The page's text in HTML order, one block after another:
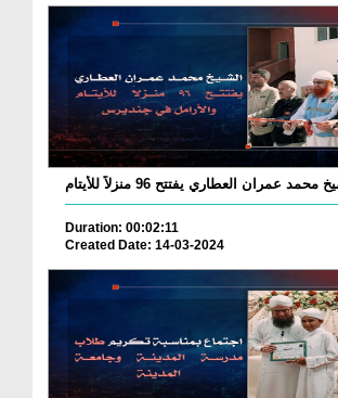
Duration: 00:02:11
Created Date: 14-03-2024